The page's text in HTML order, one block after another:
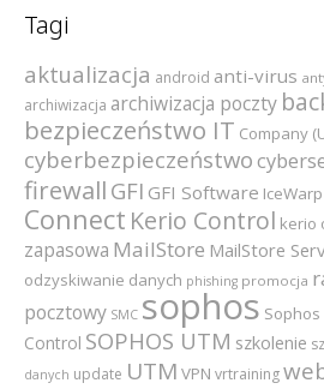
Tagi
aktualizacja android anti-virus
archiwizacja archiwizacja poczty
bezpieczeństwo IT Company
cyberbezpieczeństwo
firewall GFI GFI Software IceWarp
Connect Kerio Control kerio
zapasowa MailStore MailStore
odzyskiwanie danych phishing promocja
pocztowy SMC sophos
Control SOPHOS UTM szkolenie
danych update UTM VPN vrtraining